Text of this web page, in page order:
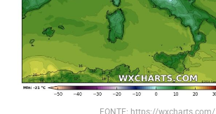
FONTE: https://wxcharts.com/